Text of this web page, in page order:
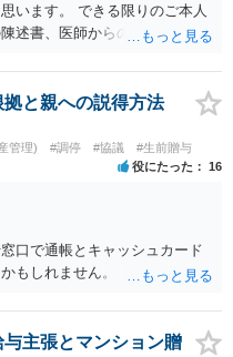
います。 できる限りのご本人
述書、医師からの聴取書等）
ではないかと存じます。 ま
後見申立ができない状況にして
域の地域包括支援センターに
と親への説得方法
管理) #調停 #協議 #生前贈与
役にたった 16
口で通帳とキャッシュカード
もしれません。
主張とマンション贈